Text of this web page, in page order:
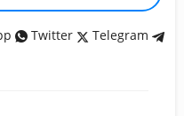
Twitter